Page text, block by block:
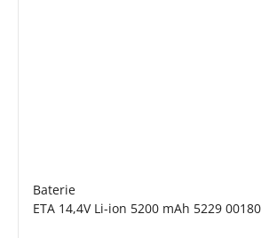
Baterie
ETA 14,4V Li-ion 5200 mAh 5229 00180